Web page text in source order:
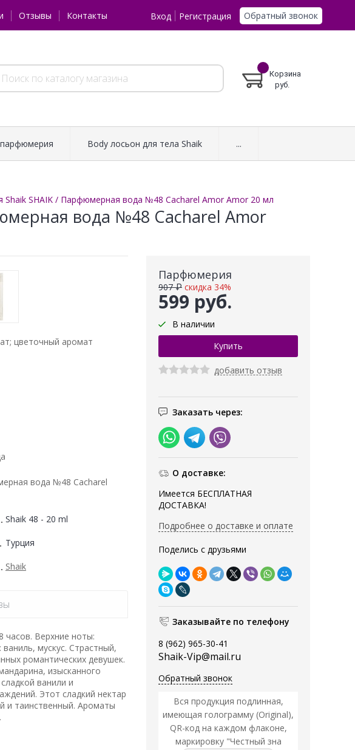
Отзывы Контакты Вход Регистрация Обратный звонок
Корзина
руб.
Body лосьон для тела Shaik ...
SHAIK / Парфюмерная вода №48 Cacharel Amor Amor 20 мл
вода №48 Cacharel Amor
Парфюмерия
599 руб.
907 ₽ скидка 34%
В наличии
добавить отзыв
Заказать через:
О доставке:
Имеется БЕСПЛАТНАЯ
ДОСТАВКА!
Подробнее о доставке и оплате
Поделись с друзьями
Заказывайте по телефону
8 (962) 965-30-41
Shaik-Vip@mail.ru
Обратный звонок
Вся продукция подлинная,
имеющая голограмму (Original),
QR-код на каждом флаконе,
маркировку "Честный зна
цветочный аромат
вода №48 Cacharel
Shaik 48 - 20 ml
Турция
Shaik
Верхние ноты:
мускус. Страстный,
романтических девушек.
изысканного
ванили и
Этот сладкий нектар
и таинственный. Ароматы